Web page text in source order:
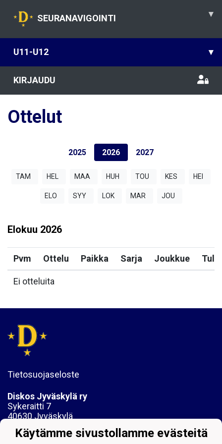
SEURANAVIGOINTI ▾
U11-U12 ▾
KIRJAUDU
Ottelut
2025 2026 2027
TAM HEL MAA HUH TOU KES HEI
ELO SYY LOK MAR JOU
Elokuu 2026
Pvm Ottelu Paikka Sarja Joukkue
Ei otteluita
Tietosuojaseloste
Diskos Jyväskylä ry
Sykeraitti 7
40630 Jyväskylä
y-tunnus:1061742-6
Käytämme sivustollamme evästeitä